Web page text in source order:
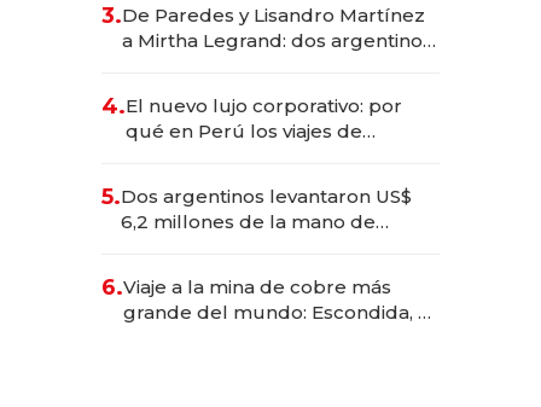
las marcas "fast premium"
3.De Paredes y Lisandro Martínez
a Mirtha Legrand: dos argentinos
4.El nuevo lujo corporativo: por
qué en Perú los viajes de
para convertirse en experiencias
transformadoras
5.Dos argentinos levantaron US$
6,2 millones de la mano de
6.Viaje a la mina de cobre más
grande del mundo: Escondida, el